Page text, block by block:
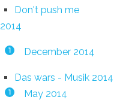
Don't push me
2014
1 December 2014
Das wars - Musik 2014
1 May 2014